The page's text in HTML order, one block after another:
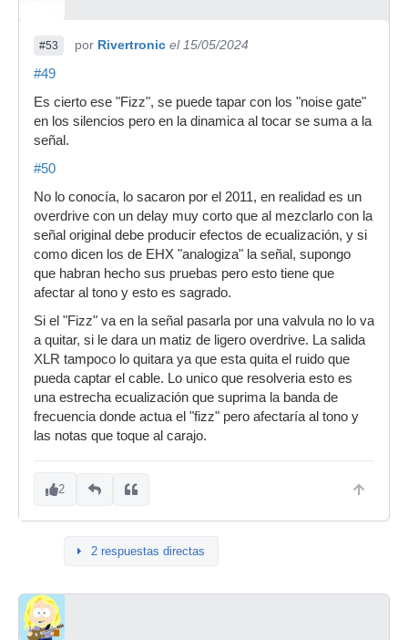
#53 por Rivertronic el 15/05/2024
#49
Es cierto ese "Fizz", se puede tapar con los "noise gate"
en los silencios pero en la dinamica al tocar se suma a la
señal.
#50
No lo conocía, lo sacaron por el 2011, en realidad es un
overdrive con un delay muy corto que al mezclarlo con la
señal original debe producir efectos de ecualización, y si
como dicen los de EHX "analogiza" la señal, supongo
que habran hecho sus pruebas pero esto tiene que
afectar al tono y esto es sagrado.
Si el "Fizz" va en la señal pasarla por una valvula no lo va
a quitar, si le dara un matiz de ligero overdrive. La salida
XLR tampoco lo quitara ya que esta quita el ruido que
pueda captar el cable. Lo unico que resolveria esto es
una estrecha ecualización que suprima la banda de
frecuencia donde actua el "fizz" pero afectaría al tono y
las notas que toque al carajo.
2
2 respuestas directas